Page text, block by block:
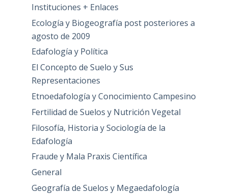
Instituciones + Enlaces
Ecología y Biogeografía post posteriores a
agosto de 2009
Edafología y Política
El Concepto de Suelo y Sus
Representaciones
Etnoedafología y Conocimiento Campesino
Fertilidad de Suelos y Nutrición Vegetal
Filosofía, Historia y Sociología de la
Edafología
Fraude y Mala Praxis Científica
General
Geografía de Suelos y Megaedafología